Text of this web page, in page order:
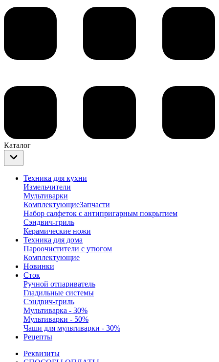
Каталог
Техника для кухни
Измельчители
Мультиварки
КомплектующиеЗапчасти
Набор салфеток с антипригарным покрытием
Сэндвич-гриль
Керамические ножи
Техника для дома
Пароочистители с утюгом
Комплектующие
Новинки
Сток
Ручной отпариватель
Гладильные системы
Сэндвич-гриль
Мультиварка - 30%
Мультиварки - 50%
Чаши для мультиварки - 30%
Рецепты
Реквизиты